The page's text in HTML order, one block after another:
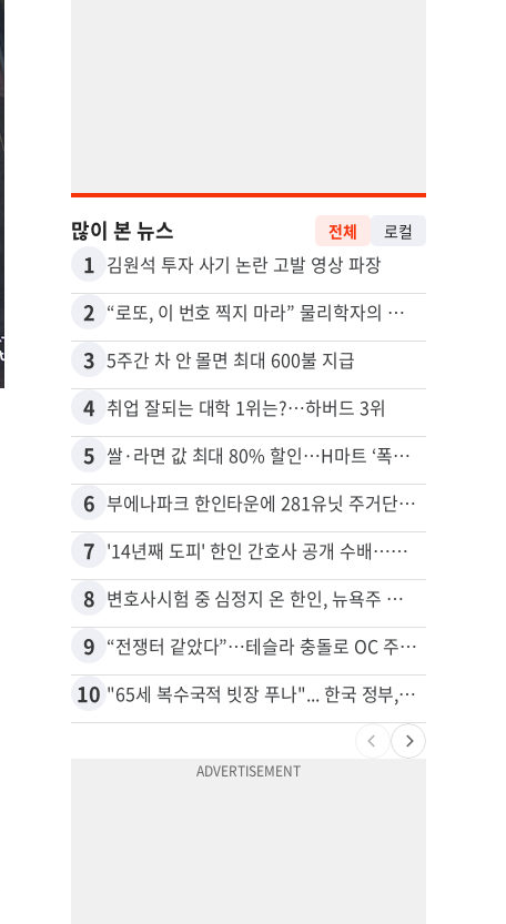
많이 본 뉴스 전체 로컬
1 김원석 투자 사기 논란 고발 영상 파장
2 “로또, 이 번호 찍지 마라” 물리학자의 당첨금 높이는 비밀
3 5주간 차 안 몰면 최대 600불 지급
4 취업 잘되는 대학 1위는?…하버드 3위
5 쌀·라면 값 최대 80% 할인…H마트 ‘폭탄 세일’
6 부에나파크 한인타운에 281유닛 주거단지 들어선다
7 '14년째 도피' 한인 간호사 공개 수배…메디케어 사기 유죄
8 변호사시험 중 심정지 온 한인, 뉴욕주 제소
9 “전쟁터 같았다”…테슬라 충돌로 OC 주택 4채 파손
10 "65세 복수국적 빗장 푸나"... 한국 정부, 연령 완화 전면 추진